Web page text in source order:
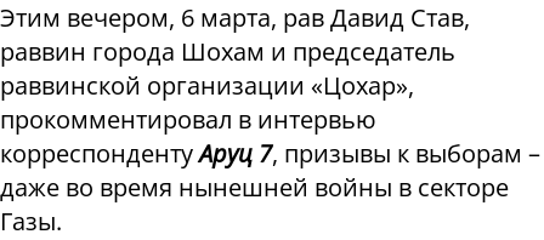
Этим вечером, 6 марта, рав Давид Став,
раввин города Шохам и председатель
раввинской организации «Цохар»,
прокомментировал в интервью
корреспондентуАруц 7, призывы к выборам –
даже во время нынешней войны в секторе
Газы.